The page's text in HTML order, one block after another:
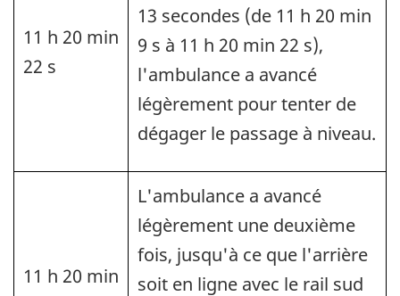
11 h 20 min
22 s
13 secondes (de 11 h 20 min
9 s à 11 h 20 min 22 s),
l'ambulance a avancé
légèrement pour tenter de
dégager le passage à niveau.
11 h 20 min
L'ambulance a avancé
légèrement une deuxième
fois, jusqu'à ce que l'arrière
soit en ligne avec le rail sud